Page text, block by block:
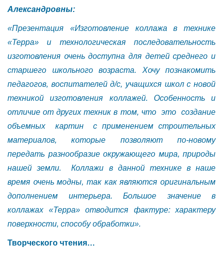
Александровны:
«Презентация «Изготовление коллажа в технике
«Терра» и технологическая последовательность
изготовления очень доступна для детей среднего и
старшего школьного возраста. Хочу познакомить
педагогов, воспитателей д/с, учащихся школ с новой
техникой изготовления коллажей. Особенность и
отличие от других техник в том, что это создание
объемных картин с применением строительных
материалов, которые позволяют по-новому
передать разнообразие окружающего мира, природы
нашей земли. Коллажи в данной технике в наше
время очень модны, так как являются оригинальным
дополнением интерьера. Большое значение в
коллажах «Терра» отводится фактуре: характеру
поверхности, способу обработки».
Творческого чтения…